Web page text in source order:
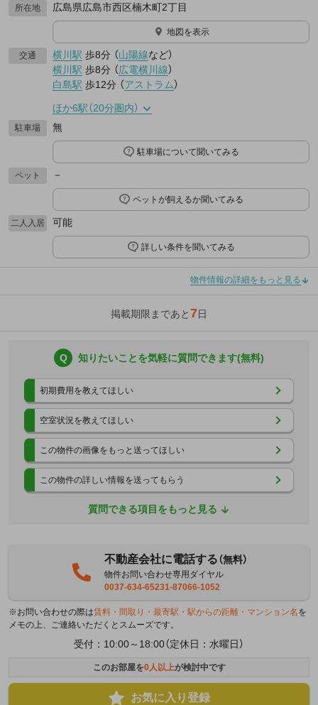
所在地 広島県広島市西区楠木町2丁目
地図を表示
交通 横川駅 歩8分 （山陽線など）
横川駅 歩8分 （広電横川線）
白島駅 歩12分 （アストラム）
ほか6駅（20分圏内）
駐車場 無
駐車場について聞いてみる
ペット －
ペットが飼えるか聞いてみる
二人入居 可能
詳しい条件を聞いてみる
物件情報の詳細をもっと見る
掲載期限まであと7日
Q 知りたいことを気軽に質問できます(無料)
初期費用を教えてほしい
空室状況を教えてほしい
この物件の画像をもっと送ってほしい
この物件の詳しい情報を送ってもらう
質問できる項目をもっと見る
不動産会社に電話する（無料）
物件お問い合わせ専用ダイヤル
0037-634-65231-87066-1052
※お問い合わせの際は賃料・間取り・最寄駅・駅からの距離・マンション名 を
メモの上、ご連絡いただくとスムーズです。
受付：10:00～18:00（定休日：水曜日）
このお部屋を0人以上が検討中です
お気に入り登録